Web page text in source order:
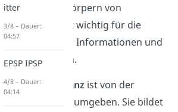
besteht aus Zellkörpern von
Neuronen und ist wichtig für die
Verarbeitung von Informationen und
Wahrnehmungen.
Dieweiße Substanzist von der
grauen Substanz umgeben. Sie bildet
itter
3/8 – Dauer:
04:57
EPSP IPSP
4/8 – Dauer:
04:14